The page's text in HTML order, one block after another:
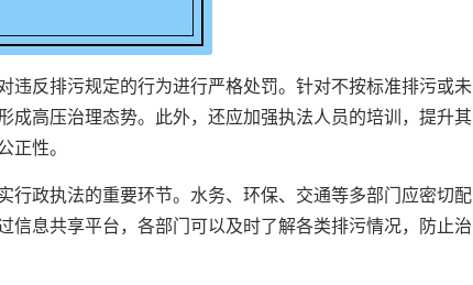
违反排污规定的行为进行严格处罚。针对不按标准排污或未
成高压治理态势。此外，还应加强执法人员的培训，提升其
正性。
行政执法的重要环节。水务、环保、交通等多部门应密切配
信息共享平台，各部门可以及时了解各类排污情况，防止治